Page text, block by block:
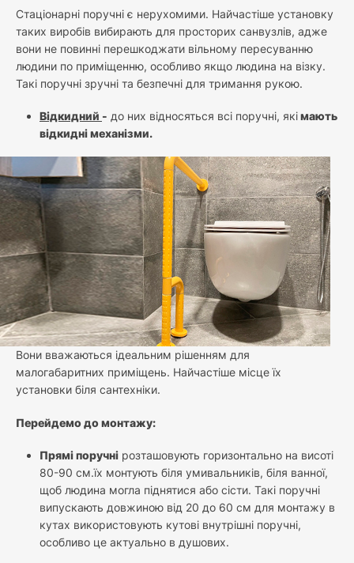
Стаціонарні поручні є нерухомими. Найчастіше установку
таких виробів вибирають для просторих санвузлів, адже
вони не повинні перешкоджати вільному пересуванню
людини по приміщенню, особливо якщо людина на візку.
Такі поручні зручні та безпечні для тримання рукою.
Відкидний - до них відносяться всі поручні, якімають
відкидні механізми.
Вони вважаються ідеальним рішенням для
малогабаритних приміщень. Найчастіше місце їх
установки біля сантехніки.
Перейдемо до монтажу:
Прямі поручні розташовують горизонтально на висоті
80-90 см.їх монтують біля умивальників, біля ванної,
щоб людина могла піднятися або сісти. Такі поручні
випускають довжиною від 20 до 60 см для монтажу в
кутах використовують кутові внутрішні поручні,
особливо це актуально в душових.